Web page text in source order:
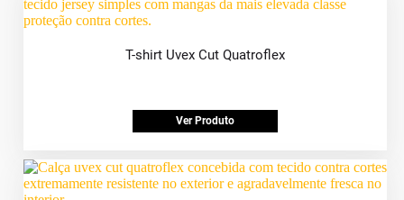
T-shirt Uvex Cut Quatroflex
Ver Produto